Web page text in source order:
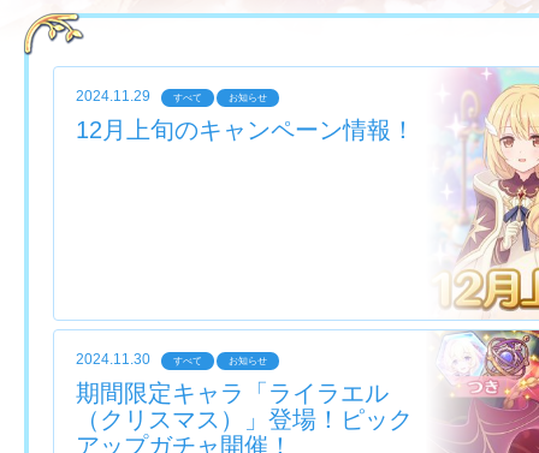
2024.11.29 すべて お知らせ
12月上旬のキャンペーン情報！
2024.11.30 すべて お知らせ
期間限定キャラ「ライラエル
（クリスマス）」登場！ピック
アップガチャ開催！